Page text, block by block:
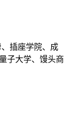
插座学院、成
子大学、馒头商